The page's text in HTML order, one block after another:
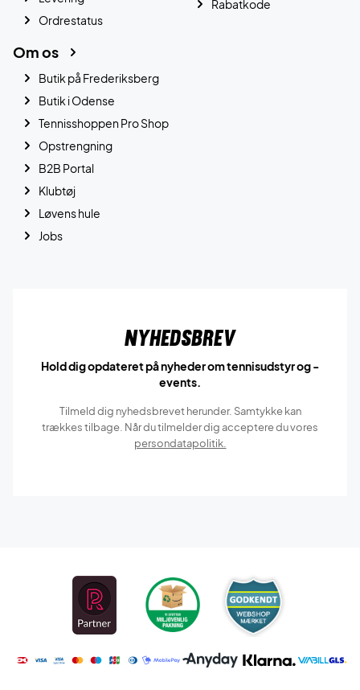
Ordrestatus
Rabatkode
Om os
Butik på Frederiksberg
Butik i Odense
Tennisshoppen Pro Shop
Opstrengning
B2B Portal
Klubtøj
Løvens hule
Jobs
Nyhedsbrev
Hold dig opdateret på nyheder om tennisudstyr og -
events.
Tilmeld dig nyhedsbrevet herunder. Samtykke kan
trækkes tilbage. Når du tilmelder dig acceptere du vores
persondatapolitik.